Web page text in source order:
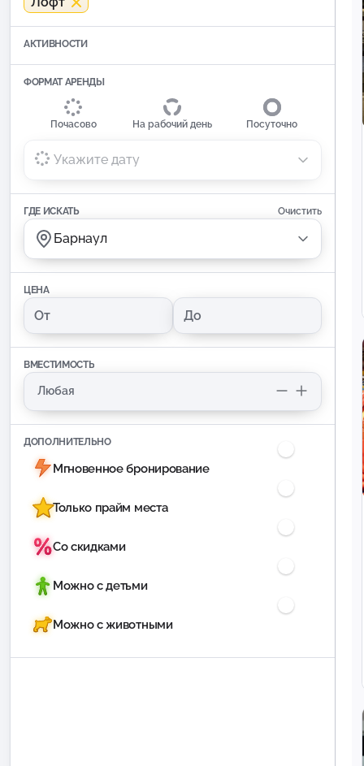
АКТИВНОСТИ
ФОРМАТ АРЕНДЫ
Почасово На рабочий день Посуточно
Укажите дату
ГДЕ ИСКАТЬ Очистить
Барнаул
ЦЕНА
ВМЕСТИМОСТЬ
ДОПОЛНИТЕЛЬНО
Мгновенное бронирование
Только прайм места
Со скидками
Можно с детьми
Можно с животными